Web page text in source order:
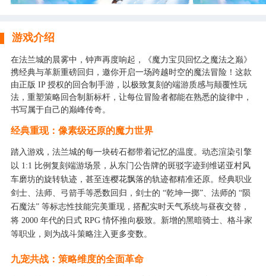
游戏介绍
在法兰城的晨雾中，钟声再度响起，《魔力宝贝回忆之魔法之巅》
携经典与革新重磅回归，邀你开启一场跨越时空的魔法冒险！这款
由正版 IP 授权的回合制手游，以极致复刻的端游质感与颠覆性玩
法，重塑策略回合制新标杆，让每位冒险者都能在熟悉的旋律中，
书写属于自己的巅峰传奇。
经典重现：像素级还原的魔力世界
踏入游戏，法兰城的每一块砖石都带着记忆的温度。动态渲染引擎
以 1:1 比例复刻端游场景，从东门公告牌的斑驳字迹到维诺亚村风
车磨坊的旋转轨迹，甚至连樱花飘落的轨迹都精准还原。经典职业
剑士、法师、弓箭手等悉数回归，剑士的 “乾坤一掷”、法师的 “陨
石魔法” 等标志性技能完美重现，搭配实时天气系统与昼夜交替，
将 2000 年代的日式 RPG 情怀推向极致。新增的黑暗骑士、格斗家
等职业，则为战斗策略注入更多变数。
九宠共战：策略维度的全面革命